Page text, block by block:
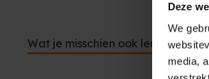
Deze
We
media,
Wat je misschien ook leuk vindt